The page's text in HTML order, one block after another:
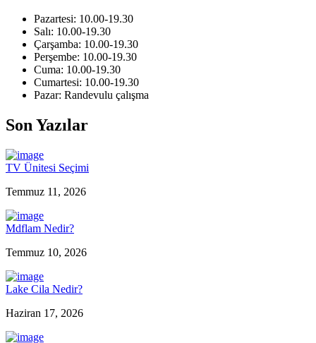
Pazartesi: 10.00-19.30
Salı: 10.00-19.30
Çarşamba: 10.00-19.30
Perşembe: 10.00-19.30
Cuma: 10.00-19.30
Cumartesi: 10.00-19.30
Pazar: Randevulu çalışma
Son Yazılar
TV Ünitesi Seçimi
Temmuz 11, 2026
Mdflam Nedir?
Temmuz 10, 2026
Lake Cila Nedir?
Haziran 17, 2026